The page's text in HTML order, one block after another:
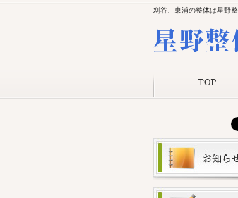
刈谷、東浦の整体は星野